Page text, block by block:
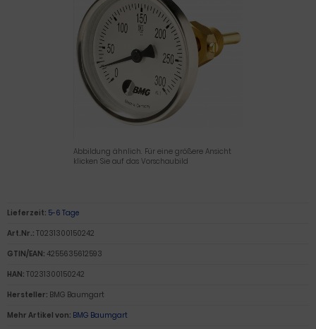
Abbildung ähnlich. Für eine größere Ansicht
klicken Sie auf das Vorschaubild
Lieferzeit: 5-6 Tage
Art.Nr.: T0231300150242
GTIN/EAN: 4255635612593
HAN: T0231300150242
Hersteller: BMG Baumgart
Mehr Artikel von: BMG Baumgart